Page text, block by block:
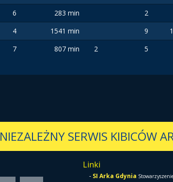
6 283 min 2
4 1541 min 9 1
7 807 min 2 5
NIEZALEŻNY SERWIS KIBICÓW
Linki
- SI Arka Gdynia